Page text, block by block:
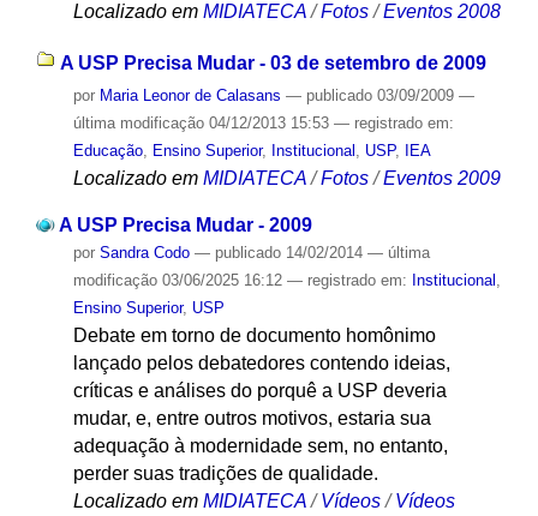
Localizado em MIDIATECA /Fotos /Eventos 2008
A USP Precisa Mudar - 03 de setembro de 2009
por Maria Leonor de Calasans — publicado03/09/2009 —
última modificação04/12/2013 15:53 — registrado em:
Educação, Ensino Superior, Institucional , USP, IEA
Localizado em MIDIATECA /Fotos /Eventos 2009
A USP Precisa Mudar - 2009
por Sandra Codo — publicado14/02/2014 — última
modificação03/06/2025 16:12 — registrado em: Institucional
Ensino Superior, USP
Debate em torno de documento homônimo
lançado pelos debatedores contendo ideias,
críticas e análises do porquê a USP deveria
mudar, e, entre outros motivos, estaria sua
adequação à modernidade sem, no entanto,
perder suas tradições de qualidade.
Localizado em MIDIATECA /Vídeos /Vídeos